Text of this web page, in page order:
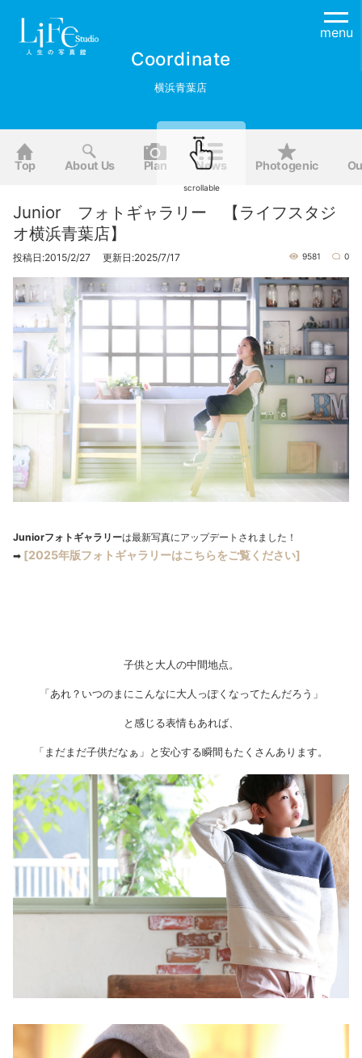
menu
Coordinate
横浜青葉店
Top About Us Plan News Photogenic
Junior フォトギャラリー 【ライフスタジ
オ横浜青葉店】
投稿日:2015/2/27 更新日:2025/7/17 9581 0
Juniorフォトギャラリーは最新写真にアップデートされました！
➡ [2025年版フォトギャラリーはこちらをご覧ください]
子供と大人の中間地点。
「あれ？いつのまにこんなに大人っぽくなってたんだろう」
と感じる表情もあれば、
「まだまだ子供だなぁ」と安心する瞬間もたくさんあります。